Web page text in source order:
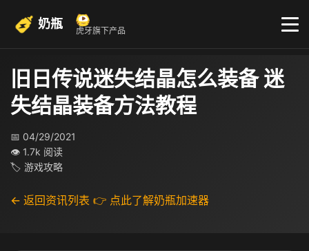
奶瓶 虎牙旗下产品
旧日传说迷失结晶怎么装备 迷
失结晶装备方法教程
📅 04/29/2021
👁 1.7k 阅读
🏷 游戏攻略
← 返回资讯列表 👉 点此了解奶瓶加速器